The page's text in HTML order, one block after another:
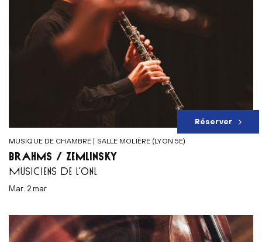
MUSIQUE DE CHAMBRE | SALLE MOLIÈRE (LYON 5E)
BRAHMS / ZEMLINSKY
MUSICIENS DE L’ONL
mar. 2 mar
Réserver